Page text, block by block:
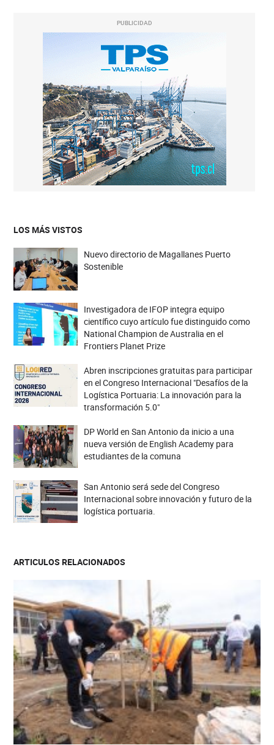
PUBLICIDAD
LOS MÁS VISTOS
Nuevo directorio de Magallanes Puerto
Sostenible
Investigadora de IFOP integra equipo
científico cuyo artículo fue distinguido como
National Champion de Australia en el
Frontiers Planet Prize
Abren inscripciones gratuitas para participar
en el Congreso Internacional "Desafíos de la
Logística Portuaria: La innovación para la
transformación 5.0"
DP World en San Antonio da inicio a una
nueva versión de English Academy para
estudiantes de la comuna
San Antonio será sede del Congreso
Internacional sobre innovación y futuro de la
logística portuaria.
ARTICULOS RELACIONADOS